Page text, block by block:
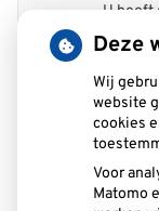
U heeft
Deze
Wij
website
cookies
Voor
Matomo